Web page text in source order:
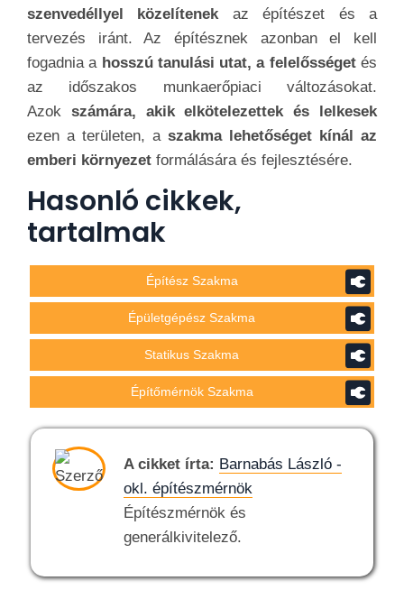
szenvedéllyel közelítenekaz építészet és a
tervezés iránt. Az építésznek azonban el kell
fogadnia ahosszú tanulási utat, a felelősségetés
az időszakos munkaerőpiaci változásokat.
Azok számára, akik elkötelezettek és lelkesek
ezen a területen, aszakma lehetőséget kínál az
emberi környezet formálására és fejlesztésére.
Hasonló cikkek,
tartalmak
Építész Szakma
Épületgépész Szakma
Statikus Szakma
Építőmérnök Szakma
A cikket írta: Barnabás László -
okl. építészmérnök
Építészmérnök és
generálkivitelező.